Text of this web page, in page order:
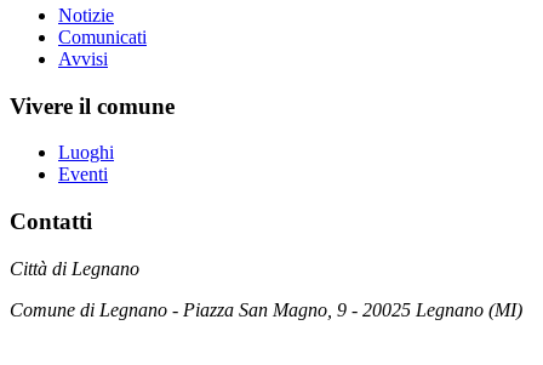
Notizie
Comunicati
Avvisi
Vivere il comune
Luoghi
Eventi
Contatti
Città di Legnano
Comune di Legnano - Piazza San Magno, 9 - 20025 Legnano (MI)